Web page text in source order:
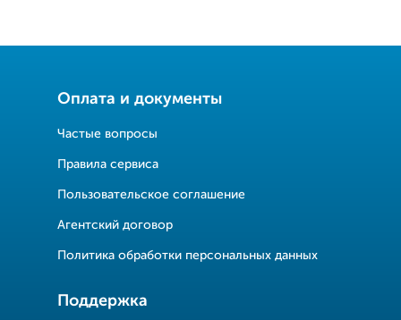
Оплата и документы
Частые вопросы
Правила сервиса
Пользовательское соглашение
Агентский договор
Политика обработки персональных данных
Поддержка